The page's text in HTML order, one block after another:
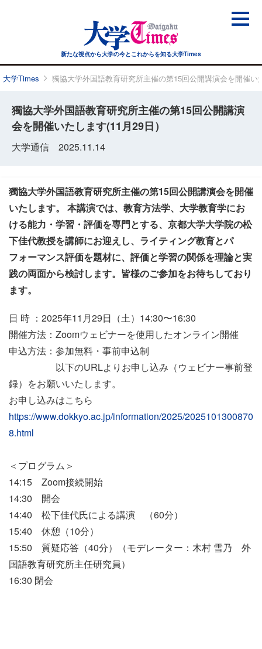
新たな視点から大学の今とこれからを知る大学Times
大学Times 獨協大学外国語教育研究所主催の第15回公開講演会を開催い
獨協大学外国語教育研究所主催の第15回公開講演
会を開催いたします(11月29日）
大学通信 2025.11.14
獨協大学外国語教育研究所主催の第15回公開講演会を開催
いたします。 本講演では、教育方法学、大学教育学にお
ける能力・学習・評価を専門とする、京都大学大学院の松
下佳代教授を講師にお迎えし、ライティング教育とパ
フォーマンス評価を題材に、評価と学習の関係を理論と実
践の両面から検討します。皆様のご参加をお待ちしており
ます。
日 時 ：2025年11月29日（土）14:30〜16:30
開催方法：Zoomウェビナーを使用したオンライン開催
申込方法：参加無料・事前申込制
以下のURLよりお申し込み（ウェビナー事前登
録）をお願いいたします。
お申し込みはこちら
https://www.dokkyo.ac.jp/information/2025/2025101300870
8.html
＜プログラム＞
14:15 Zoom接続開始
14:30 開会
14:40 松下佳代氏による講演 （60分）
15:40 休憩（10分）
15:50 質疑応答（40分）（モデレーター：木村 雪乃 外
国語教育研究所主任研究員）
16:30 閉会